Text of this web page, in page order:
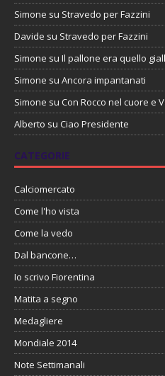
Simone su Stravedo per Fazzini
Davide su Stravedo per Fazzini
Simone su Il pallone era quello
Simone su Ancora impantanati
Simone su Con Rocco nel cuore e
Alberto su Ciao Presidente
CATEGORIE
Calciomercato
Come l'ho vista
Come la vedo
Dal bancone…
Io scrivo Fiorentina
Matita a segno
Medagliere
Mondiale 2014
Note Settimanali